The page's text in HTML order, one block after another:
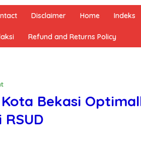
Disclaimer Home Indeks
Refund and Returns Policy
Bekasi